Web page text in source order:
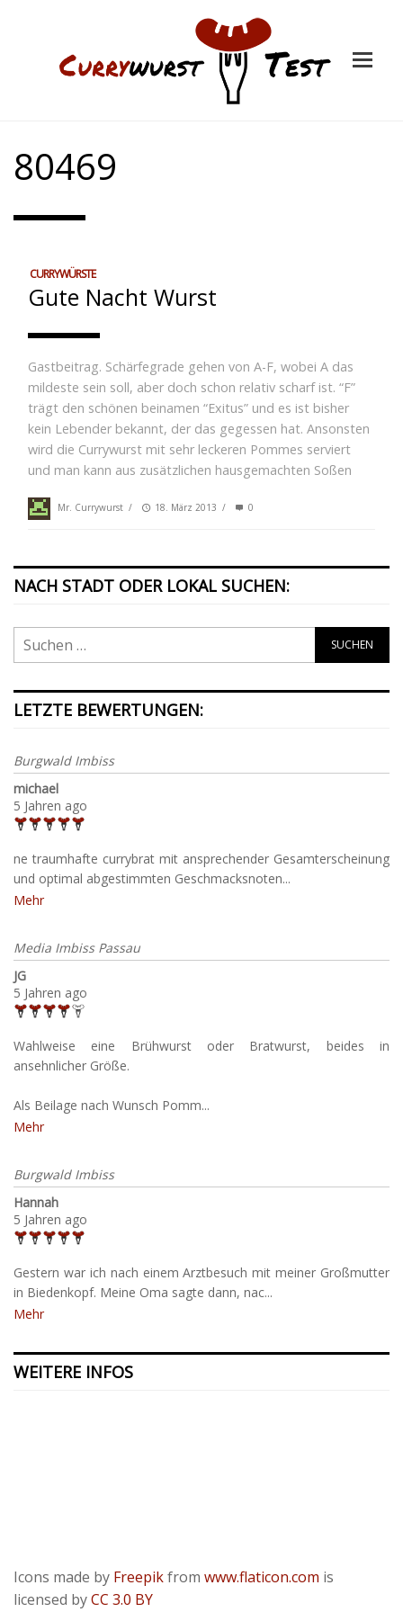
80469
CURRYWÜRSTE
Gute Nacht Wurst
Gastbeitrag. Schärfegrade gehen von A-F, wobei A das
mildeste sein soll, aber doch schon relativ scharf ist. “F”
trägt den schönen beinamen “Exitus” und es ist bisher
kein Lebender bekannt, der das gegessen hat. Ansonsten
wird die Currywurst mit sehr leckeren Pommes serviert
und man kann aus zusätzlichen hausgemachten Soßen
Mr. Currywurst / 18. März 2013 / 0
NACH STADT ODER LOKAL SUCHEN:
LETZTE BEWERTUNGEN:
Burgwald Imbiss
michael
5 Jahren ago
ne traumhafte currybrat mit ansprechender Gesamterscheinung
und optimal abgestimmten Geschmacksnoten...
Mehr
Media Imbiss Passau
JG
5 Jahren ago
Wahlweise eine Brühwurst oder Bratwurst, beides in
ansehnlicher Größe.
Als Beilage nach Wunsch Pomm...
Mehr
Burgwald Imbiss
Hannah
5 Jahren ago
Gestern war ich nach einem Arztbesuch mit meiner Großmutter
in Biedenkopf. Meine Oma sagte dann, nac...
Mehr
WEITERE INFOS
Icons made by Freepikfrom www.flaticon.com is
licensed byCC 3.0 BY